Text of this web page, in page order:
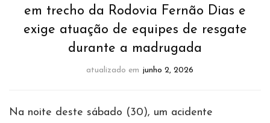
em trecho da Rodovia Fernão Dias e
exige atuação de equipes de resgate
durante a madrugada
atualizado em junho 2, 2026
Na noite deste sábado (30), um acidente